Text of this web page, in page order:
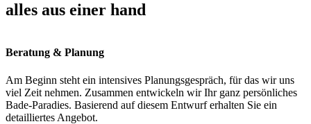
alles aus einer hand
Beratung & Planung
Am Beginn steht ein intensives Planungsgespräch, für das wir uns
viel Zeit nehmen. Zusammen entwickeln wir Ihr ganz persönliches
Bade-Paradies. Basierend auf diesem Entwurf erhalten Sie ein
detailliertes Angebot.